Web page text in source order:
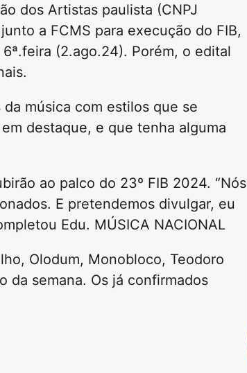
dos Artistas paulista (CNPJ
a FCMS para execução do FIB,
(2.ago.24). Porém, o edital
música com estilos que se
destaque, e que tenha alguma
ao palco do 23º FIB 2024. “Nós
E pretendemos divulgar, eu
Edu. MÚSICA NACIONAL
Olodum, Monobloco, Teodoro
da semana. Os já confirmados